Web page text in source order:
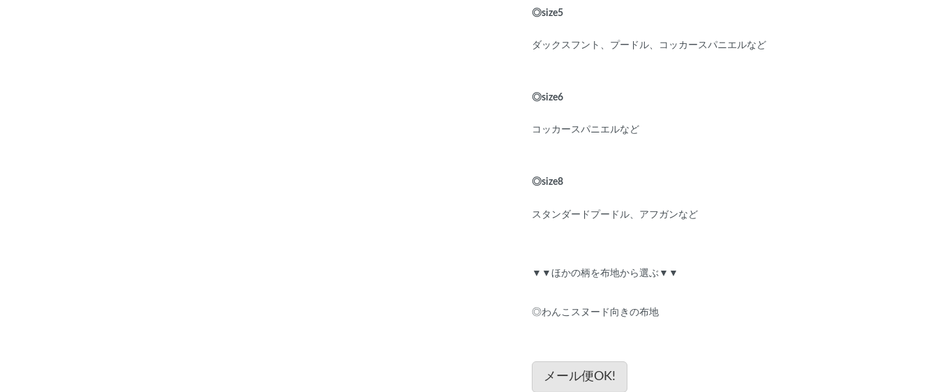
◎size5
ダックスフント、プードル、コッカースパニエルなど
◎size6
コッカースパニエルなど
◎size8
スタンダードプードル、アフガンなど
▼▼ほかの柄を布地から選ぶ▼▼
◎わんこスヌード向きの布地
メール便OK!